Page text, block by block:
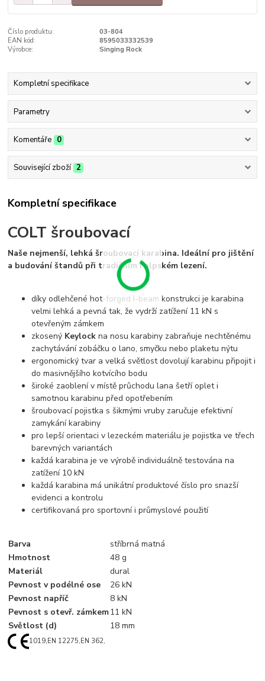
Číslo produktu:
03-804
EAN kód:
8595033332539
Výrobce:
Singing Rock
Kompletní specifikace
Parametry
Komentáře 0
Související zboží 2
Kompletní specifikace
COLT šroubovací
Naše nejmenší, lehká šroubovací karabina. Ideální pro jištění
a budování štandů při tradičním i alpském lezení.
díky odlehčené hot-forged I-beam konstrukci je karabina
velmi lehká a pevná tak, že vydrží zatížení 11 kN s
otevřeným zámkem
zkosený Keylock na nosu karabiny zabraňuje nechtěnému
zachytávání zobáčku o lano, smyčku nebo plaketu nýtu
ergonomický tvar a velká světlost dovolují karabinu připojit i
do masivnějšího kotvícího bodu
široké zaoblení v místě průchodu lana šetří oplet i
samotnou karabinu před opotřebením
šroubovací pojistka s šikmými vruby zaručuje efektivní
zamykání karabiny
pro lepší orientaci v lezeckém materiálu je pojistka ve třech
barevných variantách
každá karabina je ve výrobě individuálně testována na
zatížení 10 kN
každá karabina má unikátní produktové číslo pro snazší
evidenci a kontrolu
certifikovaná pro sportovní i průmyslové použití
Barva
stříbrná matná
Hmotnost
48 g
Materiál
dural
Pevnost v podélné ose
26 kN
Pevnost napříč
8 kN
Pevnost s otevř. zámkem11 kN
Světlost (d)
18 mm
1019,EN 12275,EN 362,